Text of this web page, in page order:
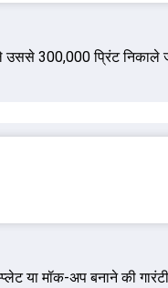
300,000 प्रिंट
या मॉक-अप बनाने की